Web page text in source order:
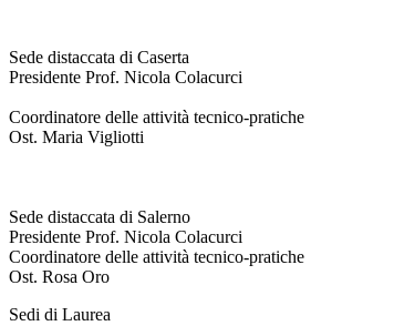
Sede distaccata di Caserta
Presidente Prof. Nicola Colacurci
Coordinatore delle attività tecnico-pratiche
Ost. Maria Vigliotti
Sede distaccata di Salerno
Presidente Prof. Nicola Colacurci
Coordinatore delle attività tecnico-pratiche
Ost. Rosa Oro
Sedi di Laurea